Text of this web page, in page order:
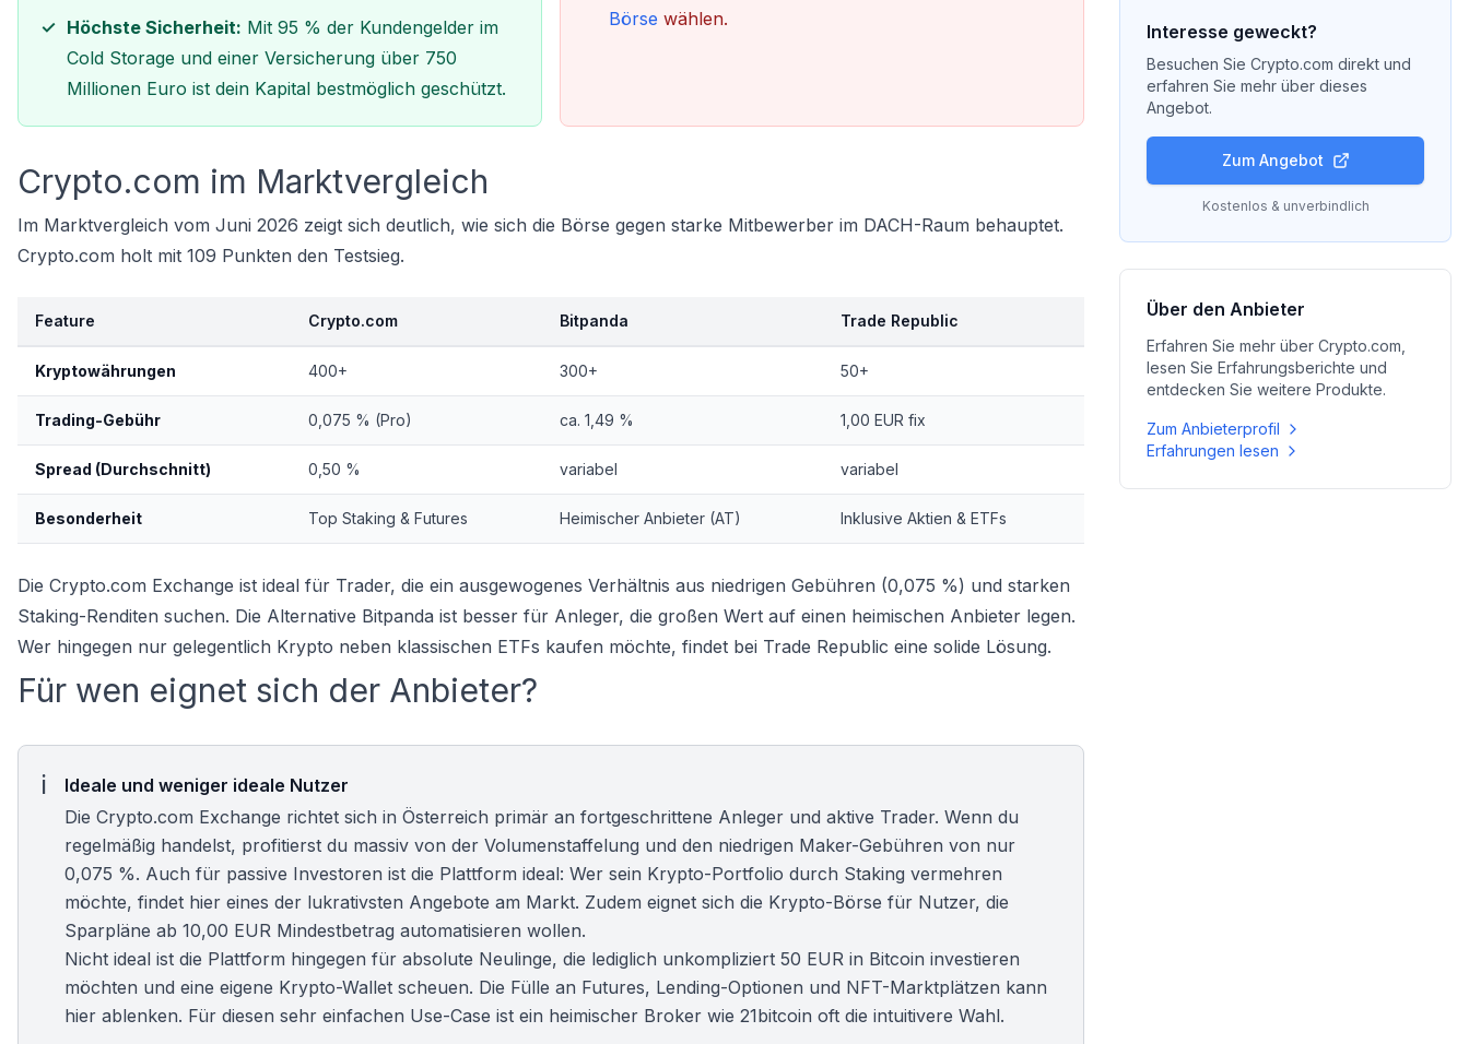
Höchste Sicherheit: Mit 95 % der Kundengelder im
Cold Storage und einer Versicherung über 750
Millionen Euro ist dein Kapital bestmöglich geschützt.
Börse wählen.
Crypto.com im Marktvergleich
Im Marktvergleich vom Juni 2026 zeigt sich deutlich, wie sich die Börse gegen starke Mitbewerber im DACH-Raum behauptet.
Crypto.com holt mit 109 Punkten den Testsieg.
Feature Crypto.com Bitpanda Trade Republic
Kryptowährungen 400+ 300+ 50+
Trading-Gebühr 0,075 % (Pro) ca. 1,49 % 1,00 EUR fix
Spread (Durchschnitt) 0,50 % variabel variabel
Besonderheit Top Staking & Futures Heimischer Anbieter (AT) Inklusive Aktien & ETFs
Die Crypto.com Exchange ist ideal für Trader, die ein ausgewogenes Verhältnis aus niedrigen Gebühren (0,075 %) und starken
Staking-Renditen suchen. Die Alternative Bitpanda ist besser für Anleger, die großen Wert auf einen heimischen Anbieter legen.
Wer hingegen nur gelegentlich Krypto neben klassischen ETFs kaufen möchte, findet bei Trade Republic eine solide Lösung.
Für wen eignet sich der Anbieter?
Ideale und weniger ideale Nutzer
Die Crypto.com Exchange richtet sich in Österreich primär an fortgeschrittene Anleger und aktive Trader. Wenn du
regelmäßig handelst, profitierst du massiv von der Volumenstaffelung und den niedrigen Maker-Gebühren von nur
0,075 %. Auch für passive Investoren ist die Plattform ideal: Wer sein Krypto-Portfolio durch Staking vermehren
möchte, findet hier eines der lukrativsten Angebote am Markt. Zudem eignet sich die Krypto-Börse für Nutzer, die
Sparpläne ab 10,00 EUR Mindestbetrag automatisieren wollen.
Nicht ideal ist die Plattform hingegen für absolute Neulinge, die lediglich unkompliziert 50 EUR in Bitcoin investieren
möchten und eine eigene Krypto-Wallet scheuen. Die Fülle an Futures, Lending-Optionen und NFT-Marktplätzen kann
hier ablenken. Für diesen sehr einfachen Use-Case ist ein heimischer Broker wie 21bitcoin oft die intuitivere Wahl.
Interesse geweckt?
Besuchen Sie Crypto.com direkt und
erfahren Sie mehr über dieses
Angebot.
Zum Angebot
Kostenlos & unverbindlich
Über den Anbieter
Erfahren Sie mehr über Crypto.com
lesen Sie Erfahrungsberichte und
entdecken Sie weitere Produkte.
Zum Anbieterprofil
Erfahrungen lesen